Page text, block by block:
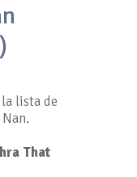
lista de
That